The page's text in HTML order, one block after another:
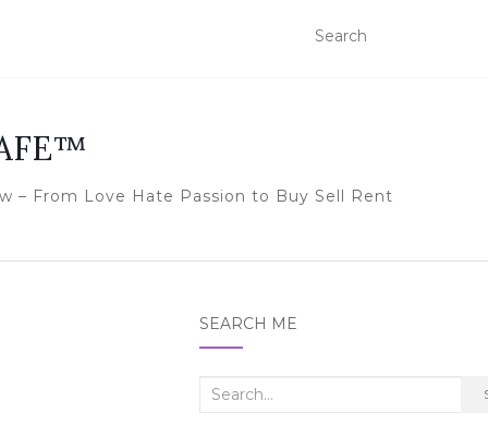
– From Love Hate Passion to Buy Sell Rent
SEARCH ME
Search